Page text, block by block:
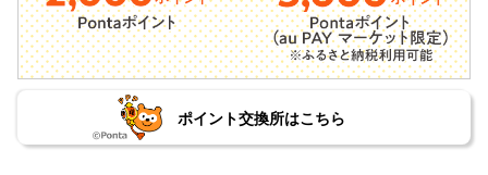
ポイント交換所はこちら